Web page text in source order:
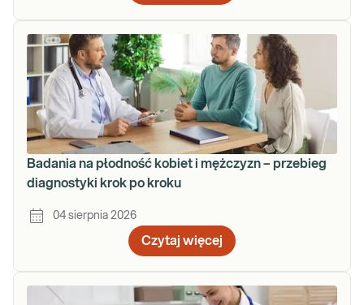
Badania na płodność kobiet i mężczyzn – przebieg
diagnostyki krok po kroku
04 sierpnia 2026
Czytaj więcej